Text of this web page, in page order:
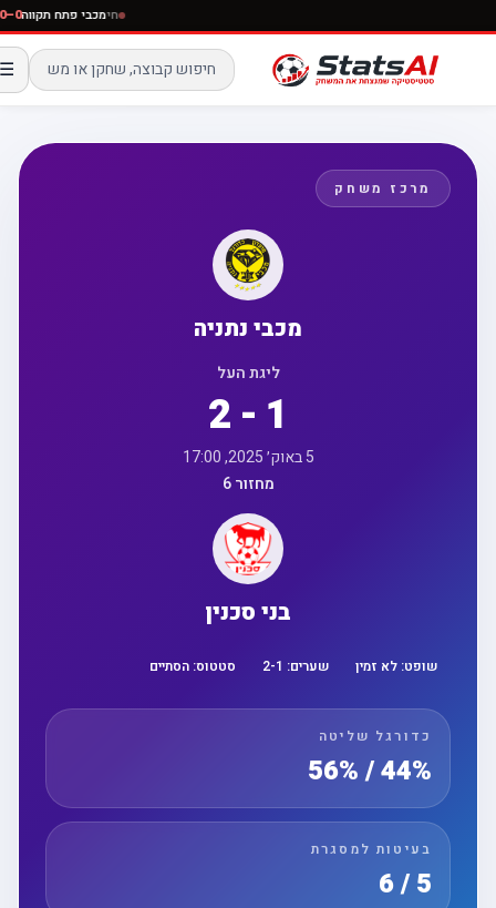
חימכבי פתח
☰
מרכז משחק
מכבי נתניה
ליגת העל
2 - 1
מחזור 6
בני סכנין
שופט:לא זמין שערים: 2 -1 סטטוס:הסתיים
כדורגל שליטה
44% / 56%
בעיטות למסגרת